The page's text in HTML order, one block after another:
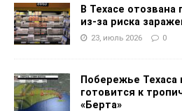
В Техасе
из-за риска
23, июль 2026 0
Побережье
готовится к
«Берта»